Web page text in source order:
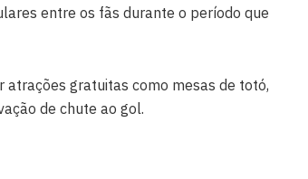
entre os fãs durante o período que
gratuitas como mesas de totó,
de chute ao gol.